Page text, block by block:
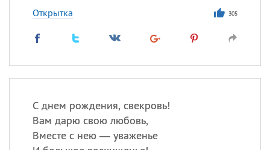
Открытка 305
С днем рождения, свекровь!
Вам дарю свою любовь,
Вместе с нею — уваженье